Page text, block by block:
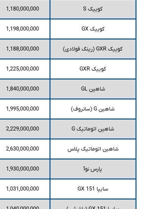
کوییک S 1,180,000,000
کوییک GX 1,198,000,000
کوییک GXR (رینگ فولادی) 1,188,000,000
کوییک GXR 1,225,000,000
شاهین GL 1,840,000,000
شاهین G (سانروف) 1,995,000,000
شاهین اتوماتیک G 2,229,000,000
شاهین اتوماتیک پلاس 2,630,000,000
پارس نوآ 1,930,000,000
سایپا 151 GX 1,031,000,000